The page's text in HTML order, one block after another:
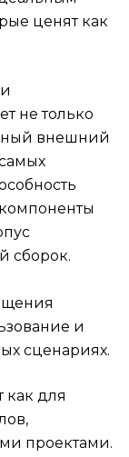
ценят как
не только
внешний
сборок.
и
сценариях.
для
проектами.